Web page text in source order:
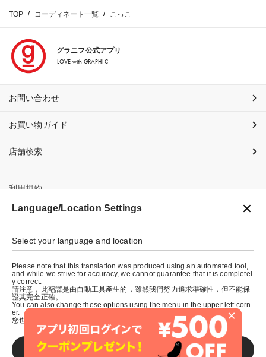
TOP コーディネート一覧 こっこ
グラニフ公式アプリ
LOVE with GRAPHIC
お問い合わせ
お買い物ガイド
店舗検索
利用規約
プライバシーポリシー
特定商取引法に基づく表示
会社概要
×
Language/Location Settings
Select your language and location
Please note that this translation was produced using an automated tool,
and while we strive for accuracy, we cannot guarantee that it is completel
y correct.
請注意，此翻譯是由自動工具產生的，雖然我們努力追求準確性，但不能保
證其完全正確。
You can also change these options using the menu in the upper left corn
er.
您也可以使用左上角的選單來更改這些選項。
SAVE